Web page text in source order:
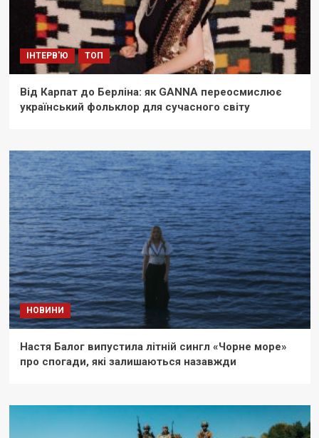
ІНТЕРВ'Ю ТОП
Від Карпат до Берліна: як GANNA переосмислює
український фольклор для сучасного світу
НОВИНИ
Настя Балог випустила літній сингл «Чорне море»
про спогади, які залишаються назавжди